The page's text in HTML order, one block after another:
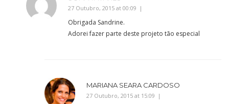
27 Outubro, 2015 at 00:09
Obrigada Sandrine.
Adorei fazer parte deste projeto tão especial
MARIANA SEARA CARDOSO
27 Outubro, 2015 at 15:09